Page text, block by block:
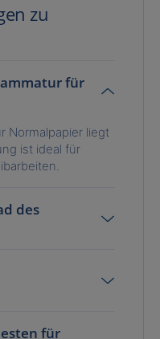
zu
für
Normalpapier liegt
ist ideal für
des
für